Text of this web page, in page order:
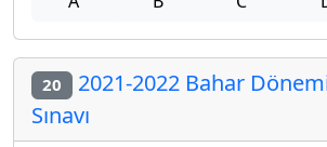
20 2021-2022 Bahar
Sınavı